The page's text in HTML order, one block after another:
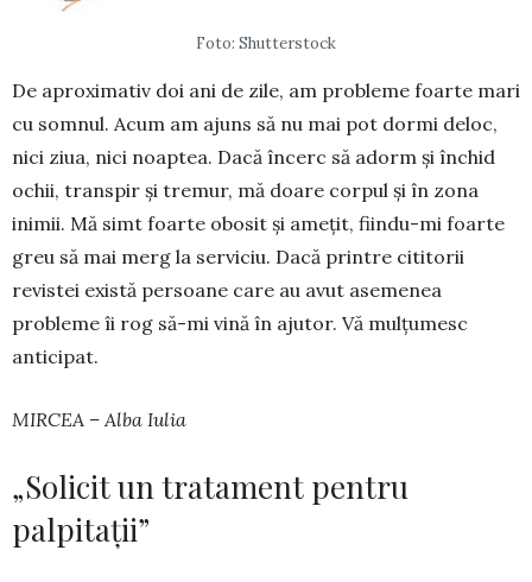
Foto: Shutterstock
De aproximativ doi ani de zile, am probleme foarte mari
cu somnul. Acum am ajuns să nu mai pot dormi deloc,
nici ziua, nici noaptea. Dacă încerc să adorm și închid
ochii, transpir și tremur, mă doare corpul și în zona
inimii. Mă simt foarte obosit și amețit, fiindu-mi foarte
greu să mai merg la serviciu. Dacă printre cititorii
revistei există persoane care au avut asemenea
probleme îi rog să-mi vină în ajutor. Vă mulțumesc
anticipat.
MIRCEA – Alba Iulia
„Solicit un tratament pentru
palpitații”